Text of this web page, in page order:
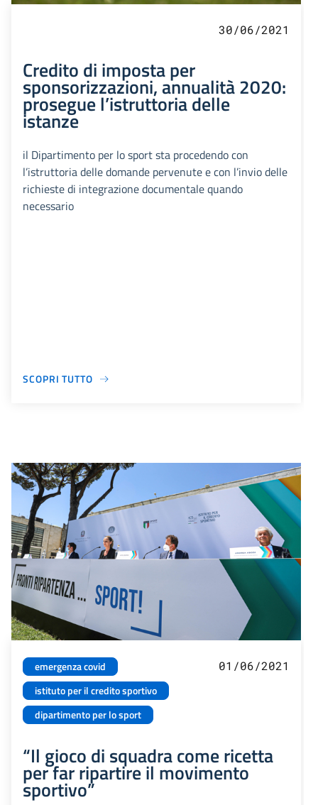
30/06/2021
Credito di imposta per
sponsorizzazioni, annualità 2020:
prosegue l’istruttoria delle
istanze
il Dipartimento per lo sport sta procedendo con
l’istruttoria delle domande pervenute e con l’invio delle
richieste di integrazione documentale quando
necessario
SCOPRI TUTTO
emergenza covid
istituto per il credito sportivo
dipartimento per lo sport
01/06/2021
“Il gioco di squadra come ricetta
per far ripartire il movimento
sportivo”